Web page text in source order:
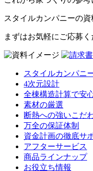
スタイルカンパニーの
まずはお気軽にご応募く
スタイルカンパニ
4次元設計
全棟構造計算で安
素材の厳選
断熱への強いこだ
万全の保証体制
資金計画の徹底サ
アフターサービス
商品ラインナップ
お役立ち情報